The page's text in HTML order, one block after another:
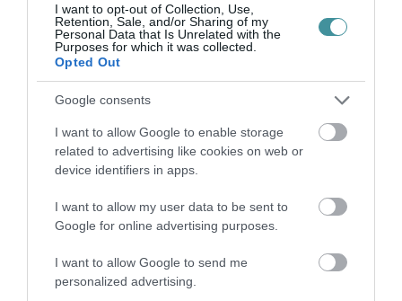
I want to opt-out of Collection, Use,
Retention, Sale, and/or Sharing of my
Personal Data that Is Unrelated with the
Purposes for which it was collected.
Opted Out
Google consents
I want to allow Google to enable storage
related to advertising like cookies on web or
device identifiers in apps.
I want to allow my user data to be sent to
Google for online advertising purposes.
I want to allow Google to send me
personalized advertising.
AMIKÉRT ÉRDEMES MEGNÉZNI
2026. augusztus 08|Promóció
TÖBB MINT EGY HÓNAP IS LEHET, MIRE
TELJESEN ÚJRAINDUL A P...
2026. augusztus 07
TANULJ NÉMETÜL OTTHONRÓL: A